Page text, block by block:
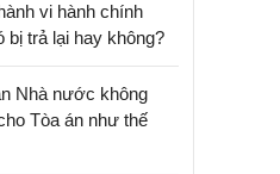
vi hành chính
bị trả lại hay không?
Nhà nước không
Tòa án như thế